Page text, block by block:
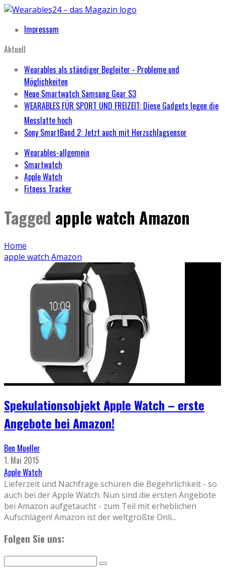
Impressum
Aktuell
Wearables als ständiger Begleiter - Probleme und
Möglichkeiten
Neue Smartwatch Samsung Gear S3
WEARABLES FÜR SPORT UND FREIZEIT: Diese Gadgets legen die
Messlatte hoch
Sony SmartBand 2: Jetzt auch mit Herzschlagsensor
Wearables-allgemein
Smartwatch
Apple Watch
Fitness Tracker
Tagged apple watch Amazon
Home
apple watch Amazon
Spekulationsobjekt Apple Watch – erste
Angebote bei Amazon!
Ben Mueller
1. Mai 2015
Apple Watch
Lieferzeit und Nachfrage schüren die Begehrlichkeit - so
auch bei der Apple Watch. Nun sind die ersten Angebote
bei Amazon aufgetaucht - zum Teil mit erheblichen
Aufschlägen! Amazon ist der weltgrößte Onli...
Folgen Sie uns: